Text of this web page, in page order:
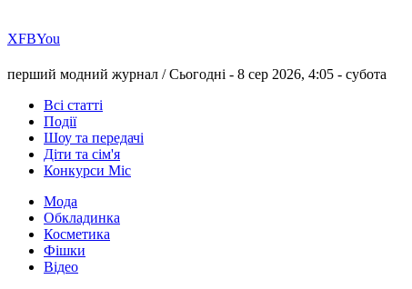
ХFBYou
перший модний журнал /Сьогодні - 8 сер 2026, 4:05 - субота
Всі статті
Події
Шоу та передачі
Діти та сім'я
Конкурси Міс
Мода
Обкладинка
Косметика
Фішки
Відео